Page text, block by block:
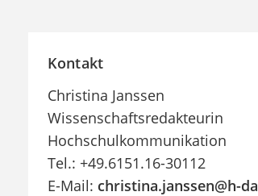
Kontakt
Christina Janssen
Wissenschaftsredakteurin
Hochschulkommunikation
Tel.: +49.6151.16-30112
E-Mail: christina.janssen@h-da